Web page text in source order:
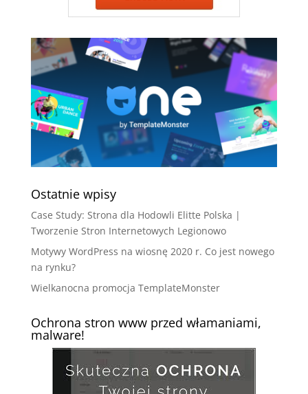
Ostatnie wpisy
Case Study: Strona dla Hodowli Elitte Polska |
Tworzenie Stron Internetowych Legionowo
Motywy WordPress na wiosnę 2020 r. Co jest nowego
na rynku?
Wielkanocna promocja TemplateMonster
Ochrona stron www przed włamaniami,
malware!